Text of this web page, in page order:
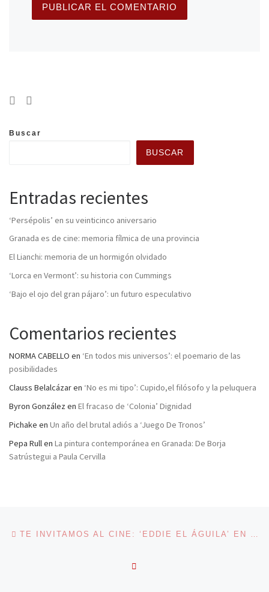
Buscar
BUSCAR
Entradas recientes
‘Persépolis’ en su veinticinco aniversario
Granada es de cine: memoria fílmica de una provincia
El Lianchi: memoria de un hormigón olvidado
‘Lorca en Vermont’: su historia con Cummings
‘Bajo el ojo del gran pájaro’: un futuro especulativo
Comentarios recientes
NORMA CABELLO en ‘En todos mis universos’: el poemario de las
posibilidades
Clauss Belalcázaren ‘No es mi tipo’: Cupido,el filósofo y la peluquera
Byron González en El fracaso de ‘Colonia’ Dignidad
Pichake en Un año del brutal adiós a ‘Juego De Tronos’
Pepa Rullen La pintura contemporánea en Granada: De Borja
Satrústegui a Paula Cervilla
Navegación de entradas